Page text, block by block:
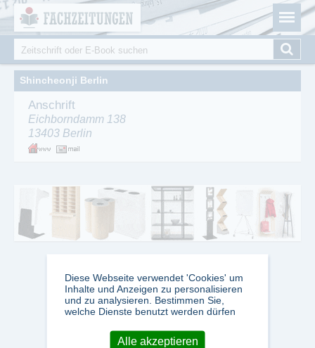
Fachzeitungen.de - Das unabhängige Portal für
Fachmagazine Fachpublikationen & eBooks
Suchformular
Suche
Shincheonji Berlin
Anschrift
Eichborndamm 138
13403 Berlin
Cookie-Einstellungen
Diese Webseite verwendet 'Cookies' um
Inhalte und Anzeigen zu personalisieren
und zu analysieren. Bestimmen Sie,
welche Dienste benutzt werden dürfen
Alle akzeptieren